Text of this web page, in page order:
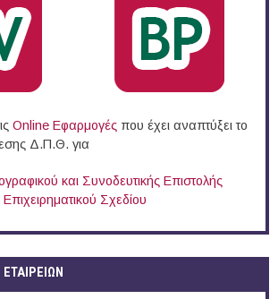
Online Eφαρμογές που έχει αναπτύξει το
Δ.Π.Θ. για
και Συνοδευτικής Επιστολής
Σχεδίου